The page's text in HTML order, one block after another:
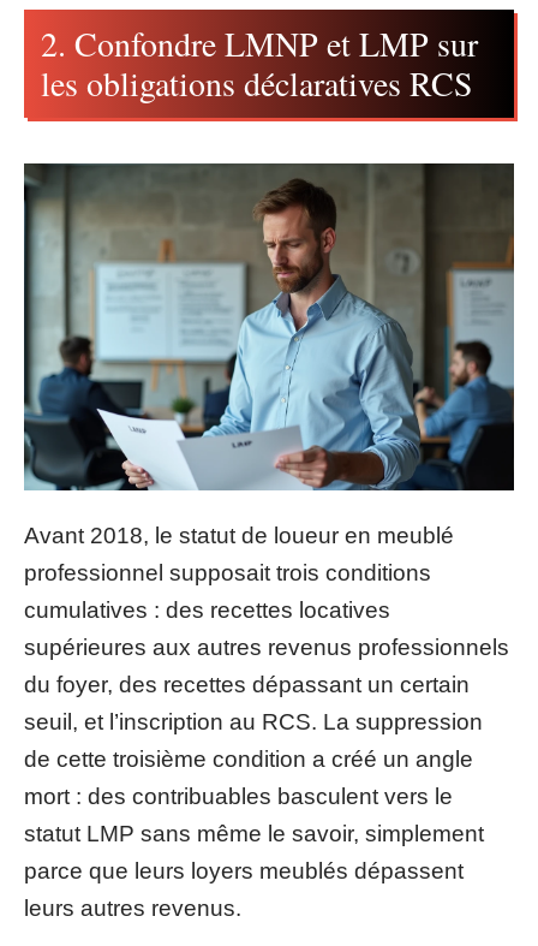
2. Confondre LMNP et LMP sur
les obligations déclaratives RCS
Avant 2018, le statut de loueur en meublé
professionnel supposait trois conditions
cumulatives : des recettes locatives
supérieures aux autres revenus professionnels
du foyer, des recettes dépassant un certain
seuil, et l’inscription au RCS. La suppression
de cette troisième condition a créé un angle
mort : des contribuables basculent vers le
statut LMP sans même le savoir, simplement
parce que leurs loyers meublés dépassent
leurs autres revenus.